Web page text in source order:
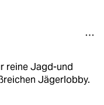
reine Jagd-und
Jägerlobby.